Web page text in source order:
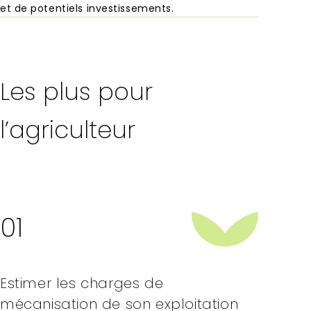
et de potentiels investissements.
Les plus pour
l’agriculteur
01
Estimer les charges de
mécanisation de son exploitation